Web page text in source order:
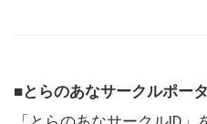
■とらのあなサークルポー